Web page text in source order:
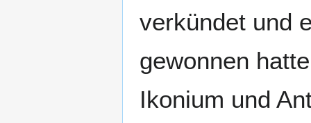
verkündet und
gewonnen
Ikonium und